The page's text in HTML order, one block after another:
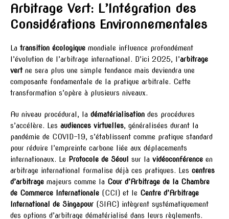
Arbitrage Vert: L’Intégration des
Considérations Environnementales
La transition écologique mondiale influence profondément
l’évolution de l’arbitrage international. D’ici 2025, l’arbitrage
vertne sera plus une simple tendance mais deviendra une
composante fondamentale de la pratique arbitrale. Cette
transformation s’opère à plusieurs niveaux.
Au niveau procédural, la dématérialisation des procédures
s’accélère. Les audiences virtuelles, généralisées durant la
pandémie de COVID-19, s’établissent comme pratique standard
pour réduire l’empreinte carbone liée aux déplacements
internationaux. Le Protocole de Séoul sur la vidéoconférence en
arbitrage international formalise déjà ces pratiques. Les centres
d’arbitrage majeurs comme la Cour d’Arbitrage de la Chambre
de Commerce Internationale (CCI) et le Centre d’Arbitrage
International de Singapour (SIAC) intègrent systématiquement
des options d’arbitrage dématérialisé dans leurs règlements.